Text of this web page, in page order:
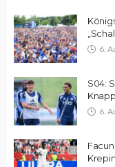
6.
S04:
6.